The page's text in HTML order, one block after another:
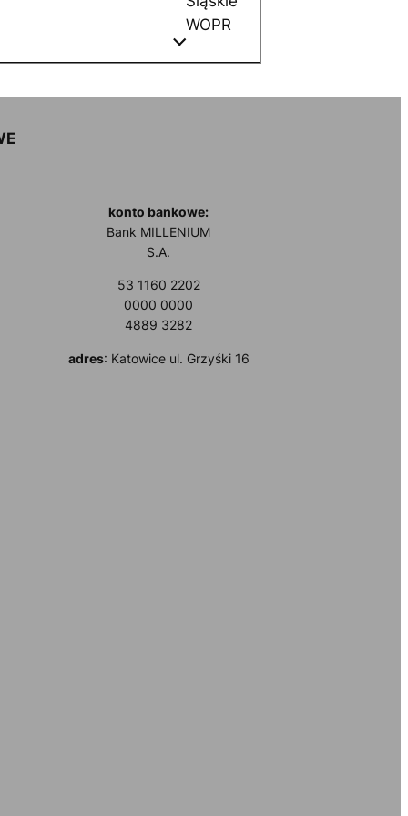
WOPR
konto bankowe:
Bank MILLENIUM
S.A.
53 1160 2202
0000 0000
4889 3282
adres: Katowice ul. Grzyśki 16